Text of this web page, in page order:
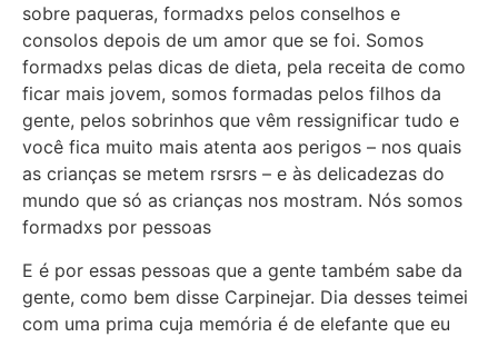
sobre paqueras, formadxs pelos conselhos e
consolos depois de um amor que se foi. Somos
formadxs pelas dicas de dieta, pela receita de como
ficar mais jovem, somos formadas pelos filhos da
gente, pelos sobrinhos que vêm ressignificar tudo e
você fica muito mais atenta aos perigos – nos quais
as crianças se metem rsrsrs – e às delicadezas do
mundo que só as crianças nos mostram. Nós somos
formadxs por pessoas
E é por essas pessoas que a gente também sabe da
gente, como bem disse Carpinejar. Dia desses teimei
com uma prima cuja memória é de elefante que eu